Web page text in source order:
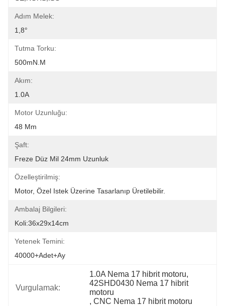
Adım Melek:
1,8°
Tutma Torku:
500mN.m
Akım:
1.0A
Motor Uzunluğu:
48 Mm
Şaft:
Freze Düz Mil 24mm Uzunluk
Özelleştirilmiş:
Motor, Özel Istek Üzerine Tasarlanıp Üretilebilir.
Ambalaj Bilgileri:
Koli:36x29x14cm
Yetenek Temini:
40000+Adet+Ay
Vurgulamak:
1.0A Nema 17 hibrit motoru,
42SHD0430 Nema 17 hibrit
motoru
, CNC Nema 17 hibrit motoru